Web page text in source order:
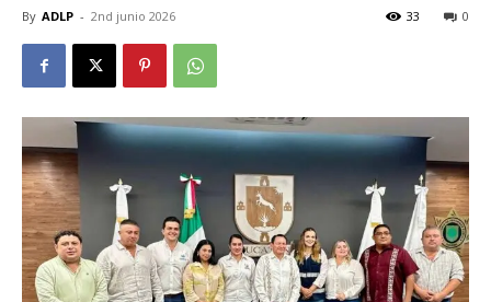
By ADLP - 2nd junio 2026 0
33